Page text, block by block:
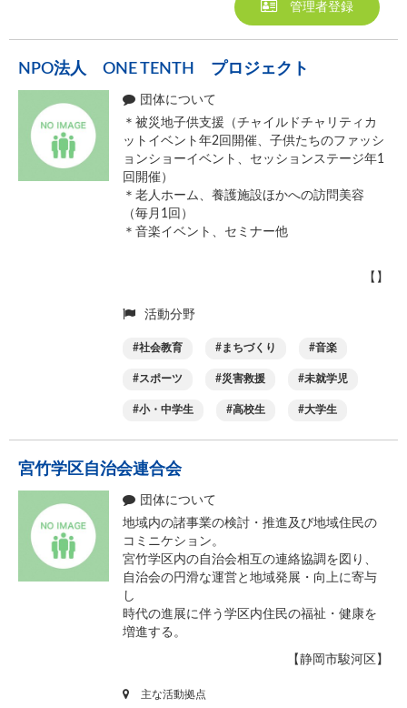
管理者登録
NPO法人 ONE TENTH プロジェクト
団体について
＊被災地子供支援（チャイルドチャリティカ
ットイベント年2回開催、子供たちのファッシ
ョンショーイベント、セッションステージ年1
回開催）
＊老人ホーム、養護施設ほかへの訪問美容
（毎月1回）
＊音楽イベント、セミナー他
【】
活動分野
社会教育 まちづくり 音楽
スポーツ 災害救援 未就学児
小・中学生 高校生 大学生
宮竹学区自治会連合会
団体について
地域内の諸事業の検討・推進及び地域住民の
コミニケション。
宮竹学区内の自治会相互の連絡協調を図り、
自治会の円滑な運営と地域発展・向上に寄与
し
時代の進展に伴う学区内住民の福祉・健康を
増進する。
【静岡市駿河区】
主な活動拠点